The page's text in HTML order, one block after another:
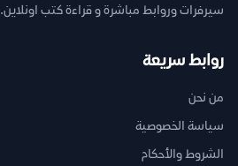
سيرفرات وروابط مباشرة و قراءة كتب اونلاين.
روابط سريعة
من نحن
سياسة الخصوصية
الشروط والأحكام